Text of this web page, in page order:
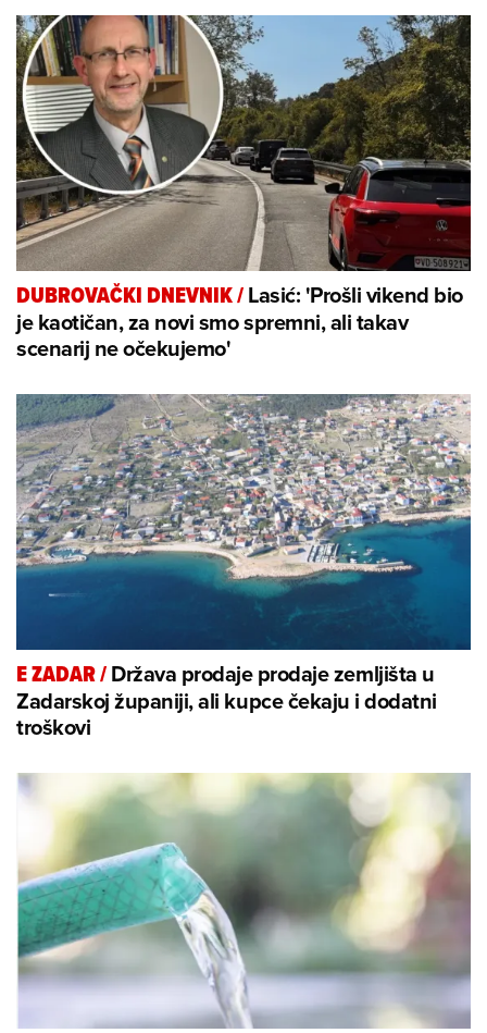
DUBROVAČKI DNEVNIK/Lasić: 'Prošli vikend bio
je kaotičan, za novi smo spremni, ali takav
scenarij ne očekujemo'
E ZADAR/Država prodaje prodaje zemljišta u
Zadarskoj županiji, ali kupce čekaju i dodatni
troškovi